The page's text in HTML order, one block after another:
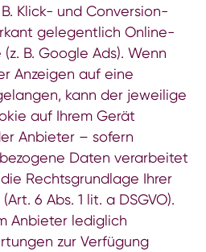
Klick- und Conversion-
gelegentlich Online-
B. Google Ads). Wenn
Anzeigen auf eine
kann der jeweilige
auf Ihrem Gerät
Anbieter – sofern
Daten verarbeitet
Rechtsgrundlage Ihrer
6 Abs. 1 lit. a DSGVO).
Anbieter lediglich
zur Verfügung